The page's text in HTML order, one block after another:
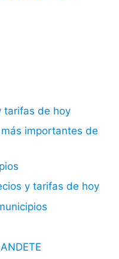
tarifas de hoy
importantes de
y tarifas de hoy